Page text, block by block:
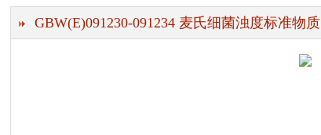
GBW(E)091230-091234 麦氏细菌浊度标准物质